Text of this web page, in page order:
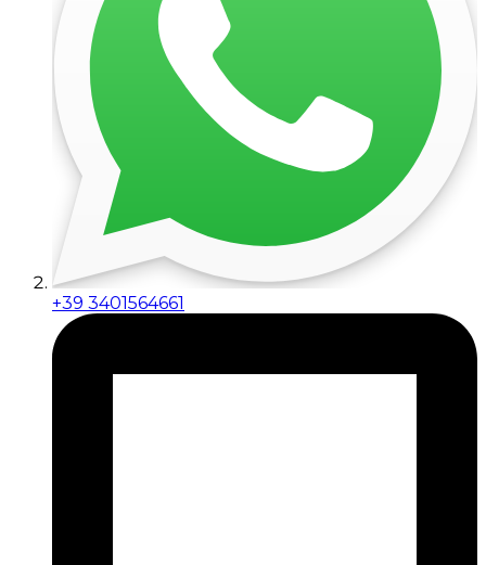
+39 3401564661